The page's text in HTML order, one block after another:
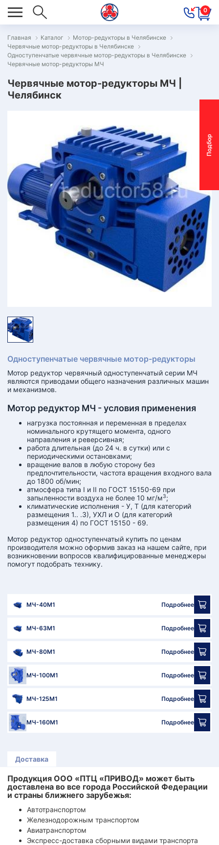
0
П
о
д
б
о
р
м
о
т
о
р
-
р
е
д
у
к
т
о
р
Главная Каталог
Мотор-редукторы в Челябинске
Червячные мотор-редукторы в Челябинске
Одноступенчатые червячные мотор-редукторы в Челябинске
Червячные мотор-редукторы МЧ
Червячные мотор-редукторы МЧ |
Челябинск
Одноступенчатые червячные мотор-редукторы
Мотор редуктор червячный одноступенчатый серии МЧ
являются приводами общего назначения различных машин
и механизмов.
Мотор редуктор МЧ - условия применения
нагрузка постоянная и переменная в пределах
номинального крутящего момента, одного
направления и реверсивная;
работа длительная (до 24 ч. в сутки) или с
периодическими остановками;
вращение валов в любую сторону без
предпочтительности, частота вращения входного вала
до 1800 об/мин;
атмосфера типа I и II по ГОСТ 15150-69 при
запыленности воздуха не более 10 мг/м3;
климатические исполнения - У, Т (для категорий
размещения 1.. .3), УХЛ и О (для категорий
размещения 4) по ГОСТ 15150 - 69.
Мотор редуктор одноступенчатый купить по ценам
производителя можно оформив заказ на нашем сайте, при
возникновении вопросов квалифицированные менеджеры
помогут подобрать технику.
МЧ-40М1 Подробнее
МЧ-63М1 Подробнее
МЧ-80М1 Подробнее
МЧ-100М1 Подробнее
МЧ-125М1 Подробнее
МЧ-160М1 Подробнее
Доставка
Продукция ООО «ПТЦ «ПРИВОД» может быть
доставлена во все города Российской Федерации
и страны ближнего зарубежья:
Автотранспортом
Железнодорожным транспортом
Авиатранспортом
Экспресс-доставка сборными видами транспорта